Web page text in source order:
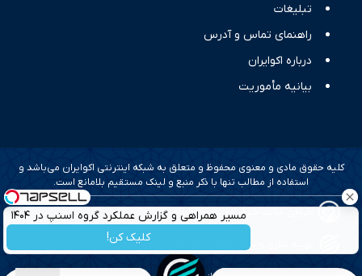
مسیر همراهی و گزارش عملکرد گروه اسنپ در ۱۴۰۴
کلیک کن!
تبلیغات
راهنمای تماس و آدرس
درباره اکوایران
بیانیه مأموریت
کلیه حقوق مادی و معنوی محفوظ و متعلق به شبکه اینترنتی اکوایران می‌باشد و
استفاده از مطالب تنها با ذکر منبع و لینک مستقیم بلامانع است.
طراحی سایت خبری و خبرگزاری آسام
بهینه سازی و سئو؛ گروه رسانه ای دنیای اقتصاد